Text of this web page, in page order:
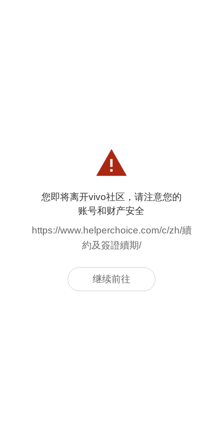
您即将离开vivo社区，请注意您的
账号和财产安全
https://www.helperchoice.com/c/zh/續
約及簽證續期/
继续前往